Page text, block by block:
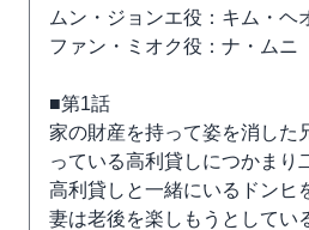
ムン・ジョンエ役：キム・ヘ
ファン・ミオク役：ナ・ムニ
■第1話
家の財産を持って姿を消した
っている高利貸しにつかまり
高利貸しと一緒にいるドンヒ
妻は老後を楽しもうとしてい